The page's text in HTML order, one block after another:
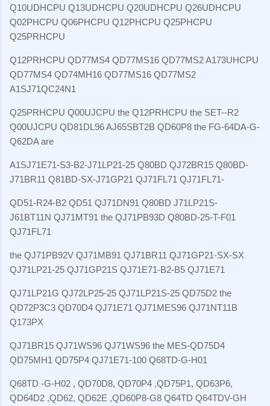
Q10UDHCPU Q13UDHCPU Q20UDHCPU Q26UDHCPU
Q02PHCPU Q06PHCPU Q12PHCPU Q25PHCPU
Q25PRHCPU
Q12PRHCPU QD77MS4 QD77MS16 QD77MS2 A173UHCPU
QD77MS4 QD74MH16 QD77MS16 QD77MS2
A1SJ71QC24N1
Q25PRHCPU Q00UJCPU the Q12PRHCPU the SET--R2
Q00UJCPU QD81DL96 AJ65SBT2B QD60P8 the FG-64DA-G-
Q62DA are
A1SJ71E71-S3-B2-J71LP21-25 Q80BD QJ72BR15 Q80BD-
J71BR11 Q81BD-SX-J71GP21 QJ71FL71 QJ71FL71-
QD51-R24-B2 QD51 QJ71DN91 Q80BD J71LP21S-
J61BT11N QJ71MT91 the QJ71PB93D Q80BD-25-T-F01
QJ71FL71
the QJ71PB92V QJ71MB91 QJ71BR11 QJ71GP21-SX-SX
QJ71LP21-25 QJ71GP21S QJ71E71-B2-B5 QJ71E71
QJ71LP21G QJ72LP25-25 QJ71LP21S-25 QD75D2 the
QD72P3C3 QD70D4 QJ71E71 QJ71MES96 QJ71NT11B
Q173PX
QJ71BR15 QJ71WS96 QJ71WS96 the MES-QD75D4
QD75MH1 QD75P4 QJ71E71-100 Q68TD-G-H01
Q68TD -G-H02 , QD70D8, QD70P4 ,QD75P1, QD63P6,
QD64D2 ,QD62, QD62E ,QD60P8-G8 Q64TD Q64TDV-GH